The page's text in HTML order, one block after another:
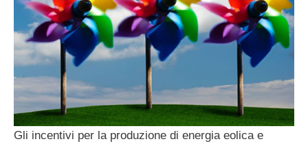
Gli incentivi per la produzione di energia eolica e